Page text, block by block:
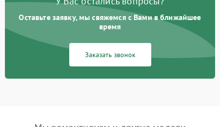
Оставьте заявку, мы свяжемся с Вами в ближайшее
время
Заказать звонок